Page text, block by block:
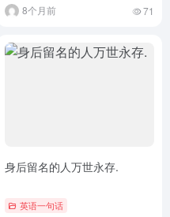
8个月前 71
身后留名的人万世永存.
英语一句话